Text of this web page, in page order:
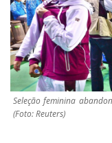
Seleção feminina
(Foto: Reuters)